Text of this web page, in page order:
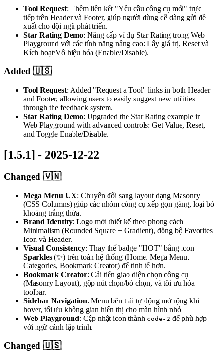
Tool Request: Thêm liên kết "Yêu cầu công cụ mới" trực
tiếp trên Header và Footer, giúp người dùng dễ dàng gửi đề
xuất cho đội ngũ phát triển.
Star Rating Demo: Nâng cấp ví dụ Star Rating trong Web
Playground với các tính năng nâng cao: Lấy giá trị, Reset và
Kích hoạt/Vô hiệu hóa (Enable/Disable).
Added 🇺🇸
Tool Request: Added "Request a Tool" links in both Header
and Footer, allowing users to easily suggest new utilities
through the feedback system.
Star Rating Demo: Upgraded the Star Rating example in
Web Playground with advanced controls: Get Value, Reset,
and Toggle Enable/Disable.
[1.5.1] - 2025-12-22
Changed 🇻🇳
Mega Menu UX: Chuyển đổi sang layout dạng Masonry
(CSS Columns) giúp các nhóm công cụ xếp gọn gàng, loại bỏ
khoảng trắng thừa.
Brand Identity: Logo mới thiết kế theo phong cách
Minimalism (Rounded Square + Gradient), đồng bộ Favorites
Icon và Header.
Visual Consistency: Thay thế badge "HOT" bằng icon
Sparkles (✨) trên toàn hệ thống (Home, Mega Menu,
Categories, Bookmark Creator) để tinh tế hơn.
Bookmark Creator: Cải tiến giao diện chọn công cụ
(Masonry Layout), gộp nút chọn/bỏ chọn, và tối ưu hóa
toolbar.
Sidebar Navigation: Menu bên trái tự động mở rộng khi
hover, tối ưu không gian hiển thị cho màn hình nhỏ.
Web Playground: Cập nhật icon thành code-2 để phù hợp
với ngữ cảnh lập trình.
Changed 🇺🇸